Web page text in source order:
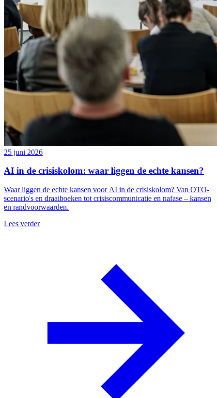
25 juni 2026
AI in de crisiskolom: waar liggen de echte kansen?
Waar liggen de echte kansen voor AI in de crisiskolom? Van OTO-
scenario's en draaiboeken tot crisiscommunicatie en nafase – kansen
en randvoorwaarden.
Lees verder